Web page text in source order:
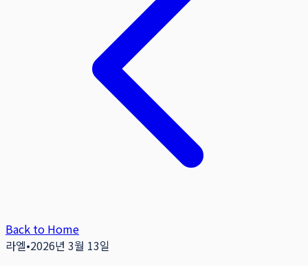
Back to Home
라엘•2026년 3월 13일